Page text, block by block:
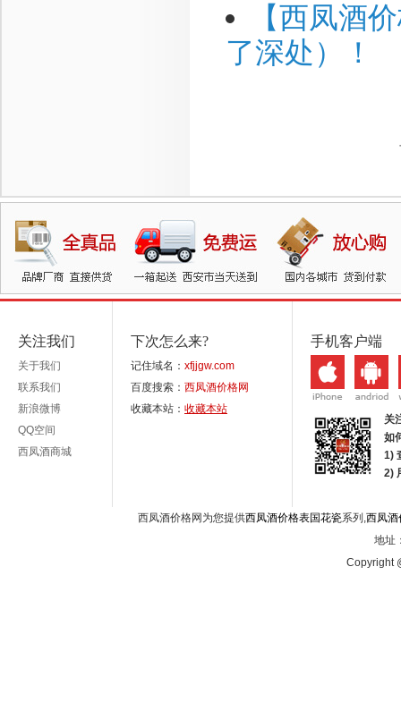
【西凤酒
了深处）！
关注我们
关于我们
联系我们
新浪微博
QQ空间
西凤酒商城
下次怎么来?
记住域名： xfjjgw.com
百度搜索： 西凤酒价格网
收藏本站： 收藏本站
手机客户端
关
如
1)
2)
西凤酒价格网为您提供西凤酒价格表国花瓷系列,西凤酒
地址
Copyright